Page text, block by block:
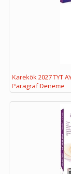
Karekök 2027 TYT
Paragraf Deneme